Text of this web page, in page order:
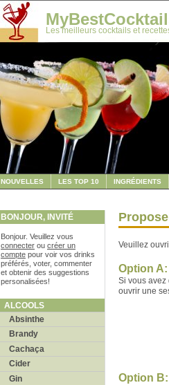
Les meilleurs cocktails et
NOUVELLES LES TOP 10 INGRÉDIENTS
BONJOUR, INVITÉ
Bonjour. Veuillez vous
connecter ou créer un
compte pour voir vos drinks
préférés, voter, commenter
et obtenir des suggestions
personalisées!
ALCOOLS
Absinthe
Brandy
Cachaça
Cider
Gin
Veuillez
Option
Si vous avez
ouvrir une
Option